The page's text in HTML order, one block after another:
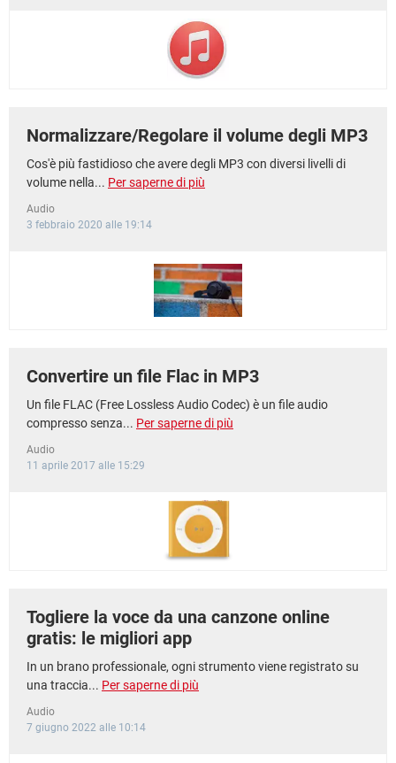
Normalizzare/Regolare il volume degli MP3
Cos'è più fastidioso che avere degli MP3 con diversi livelli di
volume nella... Per saperne di più
Audio
3 febbraio 2020 alle 19:14
Convertire un file Flac in MP3
Un file FLAC (Free Lossless Audio Codec) è un file audio
compresso senza... Per saperne di più
Audio
11 aprile 2017 alle 15:29
Togliere la voce da una canzone online
gratis: le migliori app
In un brano professionale, ogni strumento viene registrato su
una traccia... Per saperne di più
Audio
7 giugno 2022 alle 10:14